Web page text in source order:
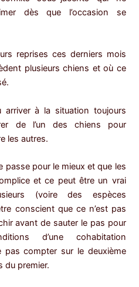
dès que l’occasion se
reprises ces derniers mois
plusieurs chiens et où ce
arriver à la situation toujours
de l’un des chiens pour
les autres.
passe pour le mieux et que les
et ce peut être un vrai
(voire des espèces
conscient que ce n’est pas
avant de sauter le pas pour
d’une cohabitation
pas compter sur le deuxième
du premier.